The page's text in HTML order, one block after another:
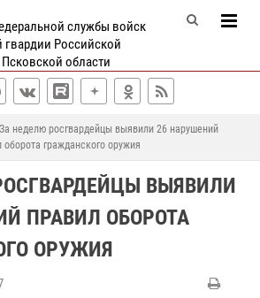
службы войск
Российской
области
За неделю росгвардейцы выявили 26 нарушений
оборота гражданского оружия
ВЫЯВИЛИ
ПРАВИЛ ОБОРОТА
ОРУЖИЯ